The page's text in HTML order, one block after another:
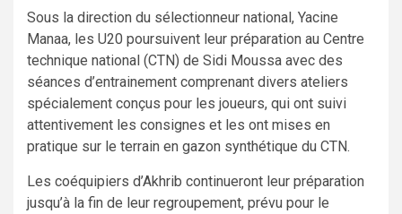
Sous la direction du sélectionneur national, Yacine
Manaa, les U20 poursuivent leur préparation au Centre
technique national (CTN) de Sidi Moussa avec des
séances d’entrainement comprenant divers ateliers
spécialement conçus pour les joueurs, qui ont suivi
attentivement les consignes et les ont mises en
pratique sur le terrain en gazon synthétique du CTN.
Les coéquipiers d’Akhrib continueront leur préparation
jusqu’à la fin de leur regroupement, prévu pour le